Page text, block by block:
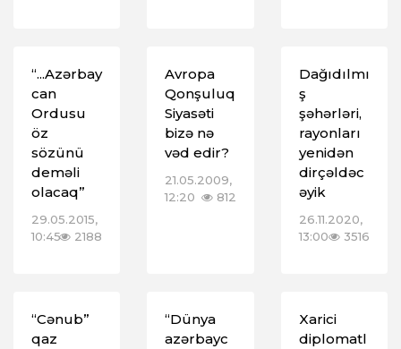
“...Azərbay
can
Ordusu
öz
sözünü
deməli
olacaq”
29.05.2015,
10:45
2188
Avropa
Qonşuluq
Siyasəti
bizə nə
vəd edir?
21.05.2009,
12:20
812
Dağıdılmı
ş
şəhərləri,
rayonları
yenidən
dirçəldəc
əyik
26.11.2020,
13:00
3516
“Cənub”
qaz
“Dünya
azərbayc
Xarici
diplomatl